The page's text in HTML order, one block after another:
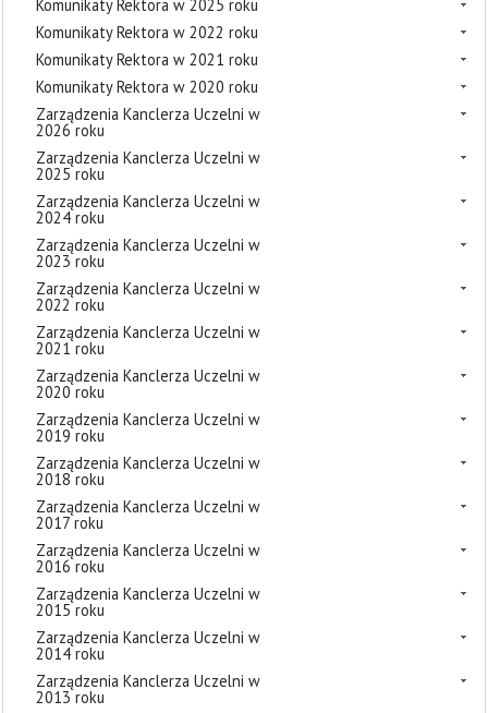
Komunikaty Rektora w 2025 roku
Komunikaty Rektora w 2022 roku
Komunikaty Rektora w 2021 roku
Komunikaty Rektora w 2020 roku
Zarządzenia Kanclerza Uczelni w
2026 roku
Zarządzenia Kanclerza Uczelni w
2025 roku
Zarządzenia Kanclerza Uczelni w
2024 roku
Zarządzenia Kanclerza Uczelni w
2023 roku
Zarządzenia Kanclerza Uczelni w
2022 roku
Zarządzenia Kanclerza Uczelni w
2021 roku
Zarządzenia Kanclerza Uczelni w
2020 roku
Zarządzenia Kanclerza Uczelni w
2019 roku
Zarządzenia Kanclerza Uczelni w
2018 roku
Zarządzenia Kanclerza Uczelni w
2017 roku
Zarządzenia Kanclerza Uczelni w
2016 roku
Zarządzenia Kanclerza Uczelni w
2015 roku
Zarządzenia Kanclerza Uczelni w
2014 roku
Zarządzenia Kanclerza Uczelni w
2013 roku